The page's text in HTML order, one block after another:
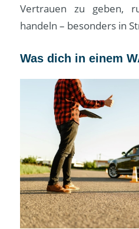
Vertrauen zu geben,
handeln – besonders in
Was dich in einem